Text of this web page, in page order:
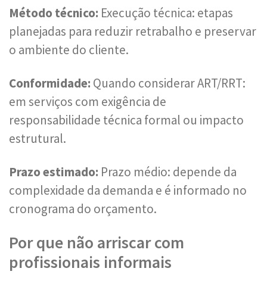
Método técnico: Execução técnica: etapas
planejadas para reduzir retrabalho e preservar
o ambiente do cliente.
Conformidade: Quando considerar ART/RRT:
em serviços com exigência de
responsabilidade técnica formal ou impacto
estrutural.
Prazo estimado: Prazo médio: depende da
complexidade da demanda e é informado no
cronograma do orçamento.
Por que não arriscar com
profissionais informais